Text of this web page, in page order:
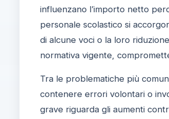
influenzano l’importo netto
personale scolastico si
di alcune voci o la loro
normativa vigente,
Tra le problematiche più
contenere errori volontari o
grave riguarda gli aumenti